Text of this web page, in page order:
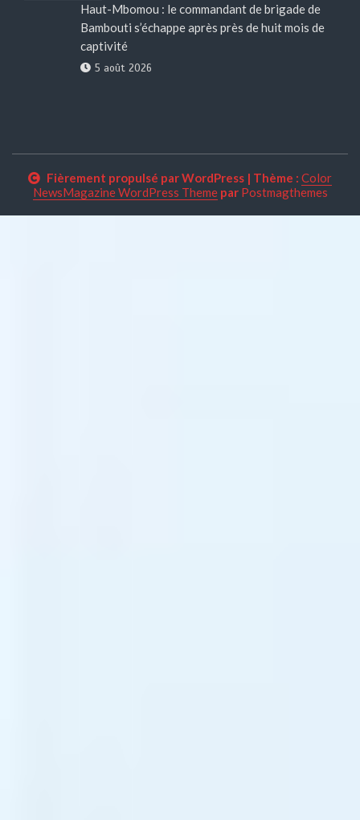
Haut-Mbomou : le commandant de brigade de
Bambouti s’échappe après près de huit mois de
captivité
5 août 2026
Fièrement propulsé par WordPress | Thème : Color
NewsMagazine WordPress Themepar Postmagthemes